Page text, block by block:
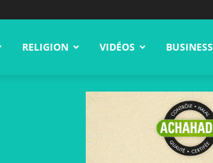
RELIGION VIDÉOS BUSINESS